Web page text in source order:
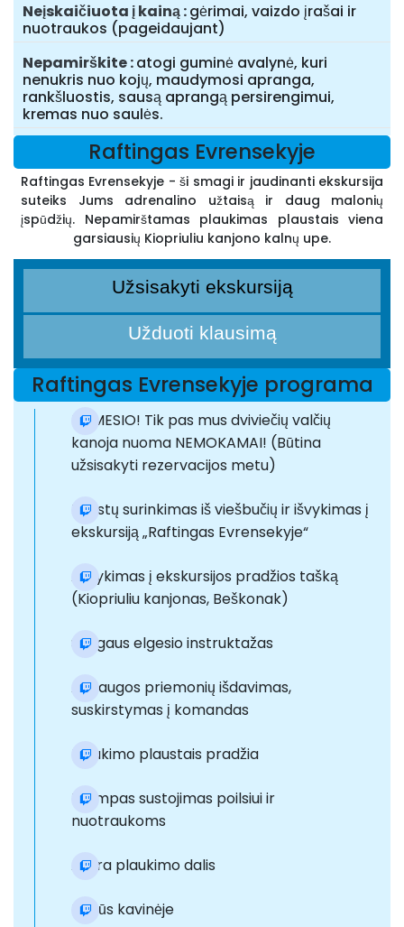
Neįskaičiuota į kainą gėrimai, vaizdo įrašai ir
nuotraukos (pageidaujant)
Nepamirškite atogi guminė avalynė, kuri
nenukris nuo kojų, maudymosi apranga,
rankšluostis, sausą aprangą persirengimui,
kremas nuo saulės.
Raftingas Evrensekyje
Raftingas Evrensekyje - ši smagi ir jaudinanti ekskursija
suteiks Jums adrenalino užtaisą ir daug malonių
įspūdžių. Nepamirštamas plaukimas plaustais viena
garsiausių Kiopriuliu kanjono kalnų upe.
Užsisakyti ekskursiją
Užduoti klausimą
Raftingas Evrensekyje programa
DĖMESIO! Tik pas mus dviviečių valčių
kanoja nuoma NEMOKAMAI! (Būtina
užsisakyti rezervacijos metu)
Turistų surinkimas iš viešbučių ir išvykimas į
ekskursiją „Raftingas Evrensekyje“
Atvykimas į ekskursijos pradžios tašką
(Kiopriuliu kanjonas, Beškonak)
Saugaus elgesio instruktažas
Apsaugos priemonių išdavimas,
suskirstymas į komandas
Plaukimo plaustais pradžia
Trumpas sustojimas poilsiui ir
nuotraukoms
Antra plaukimo dalis
Pietūs kavinėje